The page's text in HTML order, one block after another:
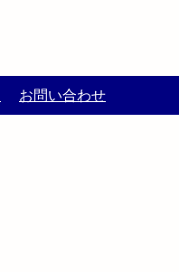
お問い合わせ